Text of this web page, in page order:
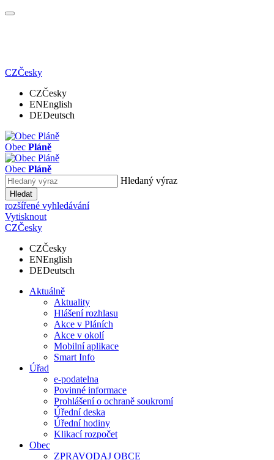
CZČesky
CZČesky
ENEnglish
DEDeutsch
Obec Pláně
Obec Pláně
Hledaný výraz
Hledat
rozšířené vyhledávání
Vytisknout
CZČesky
CZČesky
ENEnglish
DEDeutsch
Aktuálně
Aktuality
Hlášení rozhlasu
Akce v Pláních
Akce v okolí
Mobilní aplikace
Smart Info
Úřad
e-podatelna
Povinné informace
Prohlášení o ochraně soukromí
Úřední deska
Úřední hodiny
Klikací rozpočet
Obec
ZPRAVODAJ OBCE